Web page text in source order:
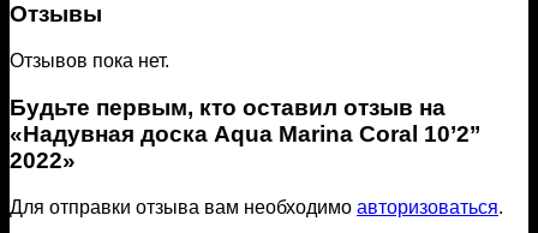
Отзывы
Отзывов пока нет.
Будьте первым, кто оставил отзыв на
«Надувная доска Aqua Marina Coral 10’2’’
2022»
Для отправки отзыва вам необходимо авторизоваться.